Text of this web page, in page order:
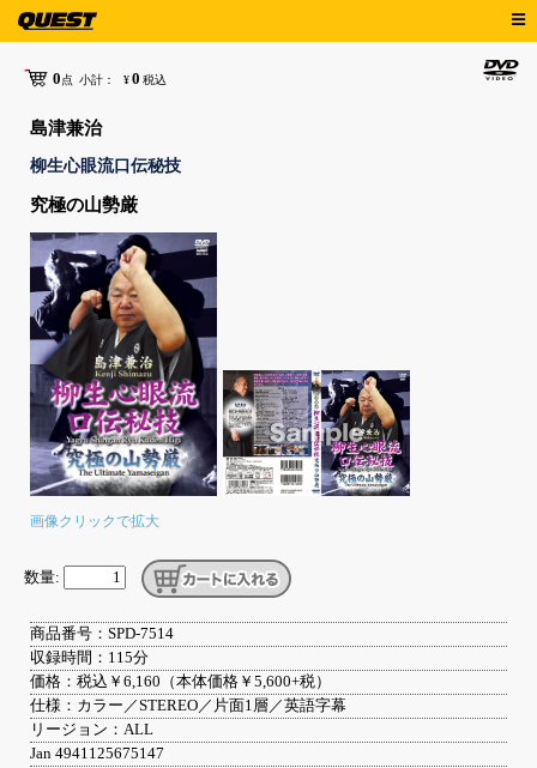
0点 小計： ¥0 税込
島津兼治
柳生心眼流口伝秘技
究極の山勢厳
画像クリックで拡大
数量:
商品番号：SPD-7514
収録時間：115分
価格：税込￥6,160（本体価格￥5,600+税）
仕様：カラー／STEREO／片面1層／英語字幕
リージョン：ALL
Jan 4941125675147